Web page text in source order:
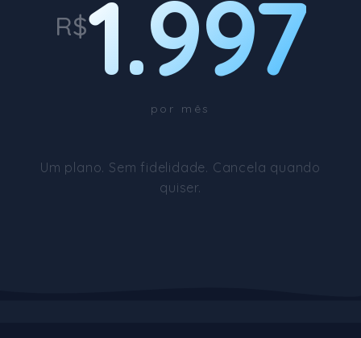
R$1.997
por mês
Um plano. Sem fidelidade. Cancela quando
quiser.